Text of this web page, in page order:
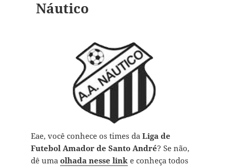
Náutico
Eae, você conhece os times da Liga de
Futebol Amador de Santo André? Se não,
dê uma olhada nesse linke conheça todos